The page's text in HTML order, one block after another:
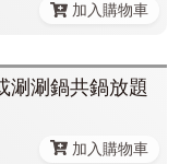
加入購物車
涮涮鍋共鍋放題
加入購物車